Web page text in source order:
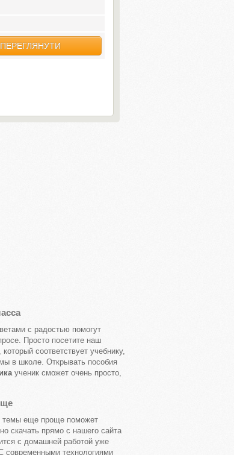
ПЕРЕГЛЯНУТИ
с радостью помогут
Просто посетите наш
соответствует учебнику,
в школе. Открывать пособия
ученик сможет очень просто,
темы еще проще поможет
скачать прямо с нашего сайта
с домашней работой уже
современными технологиями